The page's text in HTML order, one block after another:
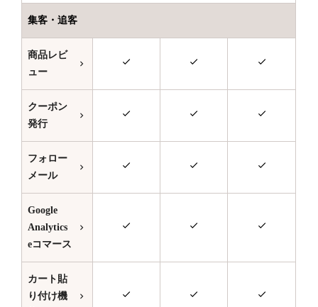
集客・追客
商品レビ
ュー
クーポン
発行
フォロー
メール
Google
Analytics
eコマース
カート貼
り付け機